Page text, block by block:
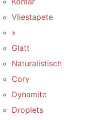
Vliestapete
»
Glatt
Naturalistisch
Cory
Dynamite
Droplets